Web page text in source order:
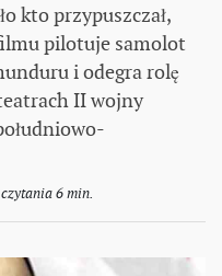
kto przypuszczał,
pilotuje samolot
i odegra rolę
II wojny
6 min.